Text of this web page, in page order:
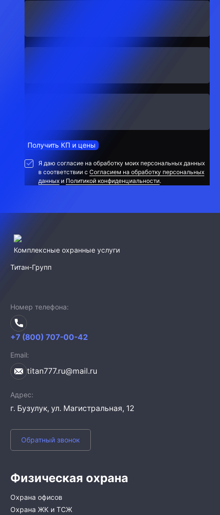
Получить КП и цены
Я даю согласие на обработку моих персональных данных
в соответствии сСогласием на обработку персональных
данных и Политикой конфиденциальности.
Комплексные охранные услуги
Титан-Групп
Номер телефона
+7 (800) 707-00-42
Email
titan777.ru@mail.ru
Адрес
г. Бузулук, ул. Магистральная, 12
Обратный звонок
Физическая охрана
Охрана офисов
Охрана ЖК и ТСЖ